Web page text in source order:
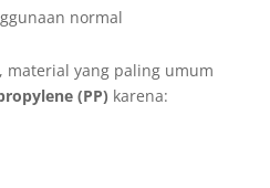
normal
material yang paling umum
(PP) karena: